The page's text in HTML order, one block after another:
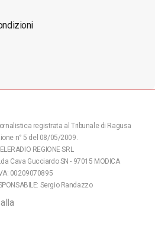
registrata al Tribunale di Ragusa
n° 5 del 08/05/2009.
REGIONE SRL
Cava Gucciardo SN - 97015 MODICA
00209070895
Sergio Randazzo